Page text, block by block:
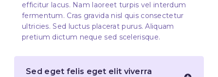
efficitur lacus. Nam laoreet turpis vel interdum
fermentum. Cras gravida nisl quis consectetur
ultricies. Sed luctus placerat purus. Aliquam
pretium dictum neque sed scelerisque.
Sed eget felis eget elit viverra